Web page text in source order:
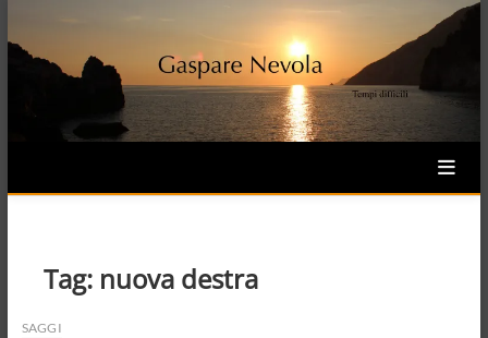
content
Tag: nuova destra
SAGGI